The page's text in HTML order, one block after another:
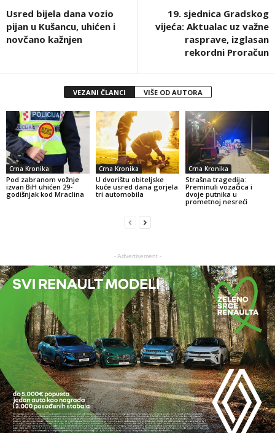
Usred bijela dana vozio
pijan u Kušancu, uhićen i
novčano kažnjen
19. sjednica Gradskog
vijeća: Aktualac uz važne
rasprave, izglasan
rekordni Proračun
VEZANI ČLANCI VIŠE OD AUTORA
Crna Kronika
Pod zabranom vožnje
izvan BiH uhićen 29-
godišnjak kod Mraclina
Crna Kronika
U dvorištu obiteljske
kuće usred dana gorjela
tri automobila
Crna Kronika
Strašna tragedija:
Preminuli vozačica i
dvoje putnika u
prometnoj nesreći
- Advertisement -